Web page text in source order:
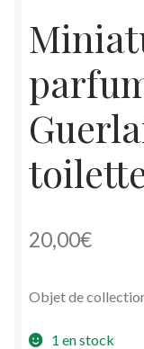
20,00€
Objet de
1 en stock